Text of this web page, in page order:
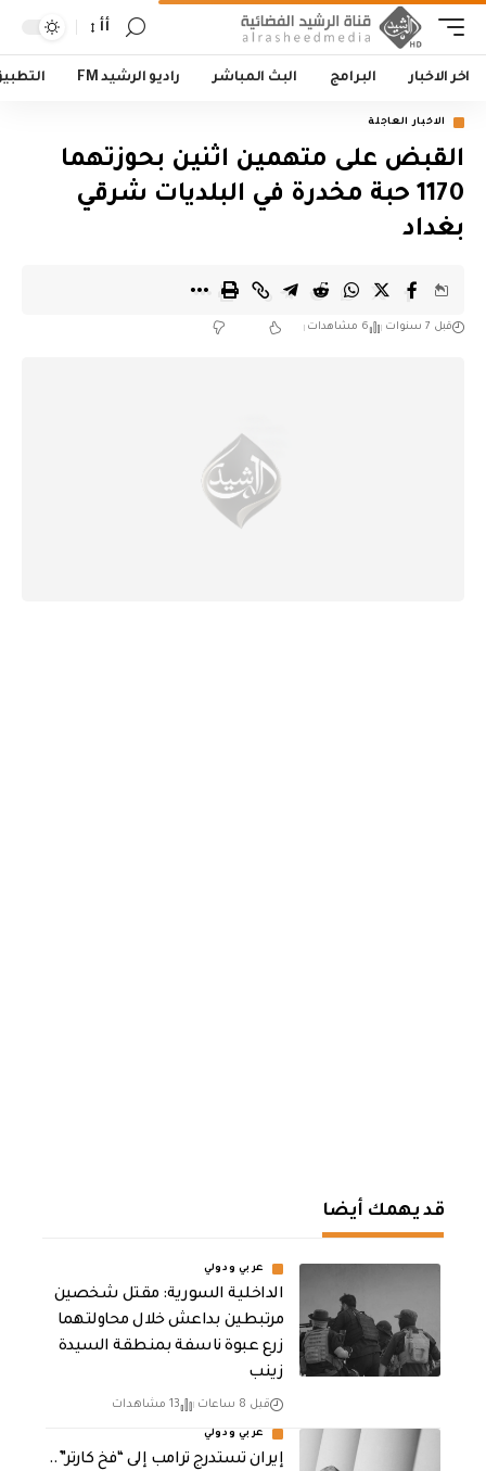
أأ
اخر الاخبار البرامج البث المباشر راديو الرشيد FM
الاخبار العاجلة
القبض على متهمين اثنين بحوزتهما
1170 حبة مخدرة في البلديات شرقي
بغداد
قبل 7 سنوات 6 مشاهدات
قد يهمك أيضا
عربي ودولي
الداخلية السورية: مقتل شخصين
مرتبطين بداعش خلال محاولتهما
زرع عبوة ناسفة بمنطقة السيدة
زينب
قبل 8 ساعات 13 مشاهدات
عربي ودولي
إيران تستدرج ترامب إلى “فخ كارتر”..